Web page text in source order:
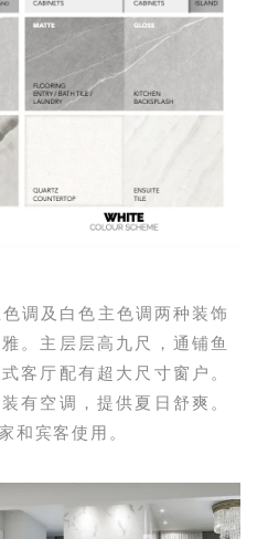
调及白色主色调两种装饰
。主层层高九尺，通铺鱼
客厅配有超大尺寸窗户。
有空调，提供夏日舒爽。
和宾客使用。